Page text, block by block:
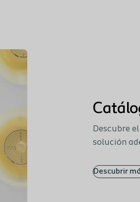
Descubre
solución
Descubrir